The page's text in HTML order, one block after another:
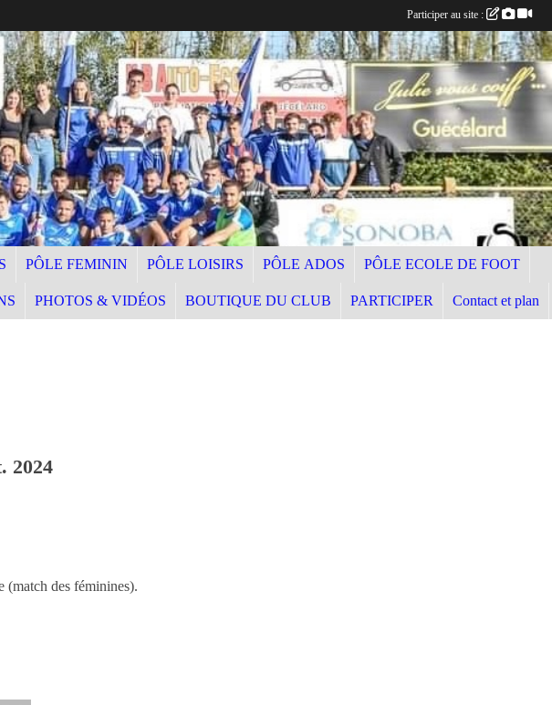
PÔLE FEMININ PÔLE LOISIRS PÔLE ADOS PÔLE ECOLE DE FOOT
PHOTOS & VIDÉOS BOUTIQUE DU CLUB PARTICIPER Contact et plan
2024
(match des féminines).
Participer au site :